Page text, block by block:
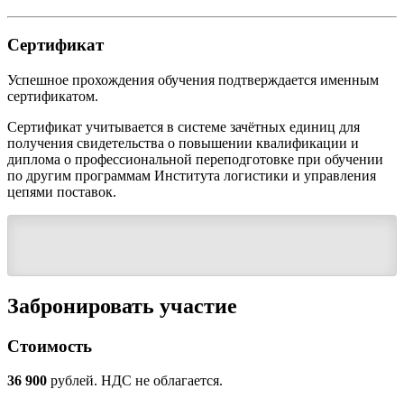
Сертификат
Успешное прохождения обучения подтверждается именным
сертификатом.
Сертификат учитывается в системе зачётных единиц для
получения свидетельства о повышении квалификации и
диплома о профессиональной переподготовке при обучении
по другим программам Института логистики и управления
цепями поставок.
Забронировать участие
Стоимость
36 900 рублей. НДС не облагается.